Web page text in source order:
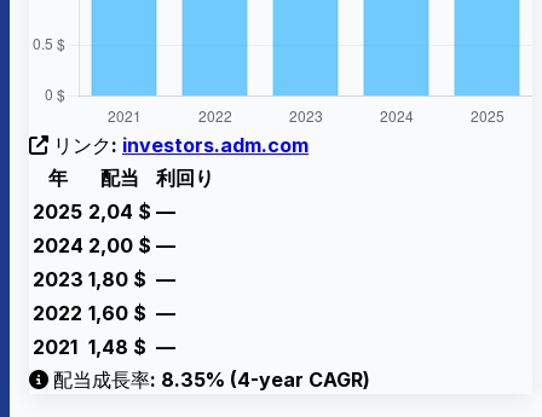
リンク: investors.adm.com
年
配当
利回り
2025 2,04 $ —
2024 2,00 $ —
2023 1,80 $ —
2022 1,60 $ —
2021 1,48 $ —
配当成長率: 8.35% (4-year CAGR)